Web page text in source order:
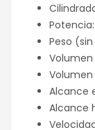
Peso
Volumen
Volumen
Alcance
Alcance